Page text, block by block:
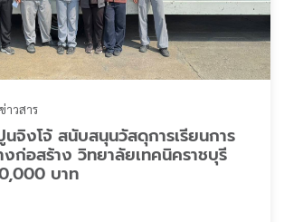
ข่าวสาร
จิงโจ้ สนับสนุนวัสดุการเรียนการ
ก่อสร้าง วิทยาลัยเทคนิคราชบุรี
บาท